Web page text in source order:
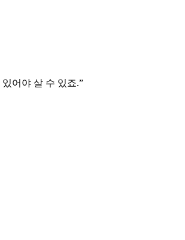
어야 살 수 있죠.”